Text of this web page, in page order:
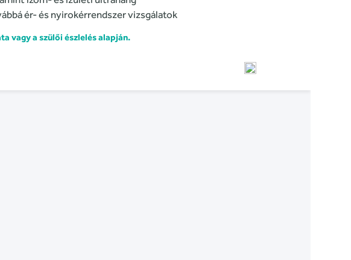
ér- és nyirokérrendszer vizsgálatok
vagy a szülői észlelés alapján.